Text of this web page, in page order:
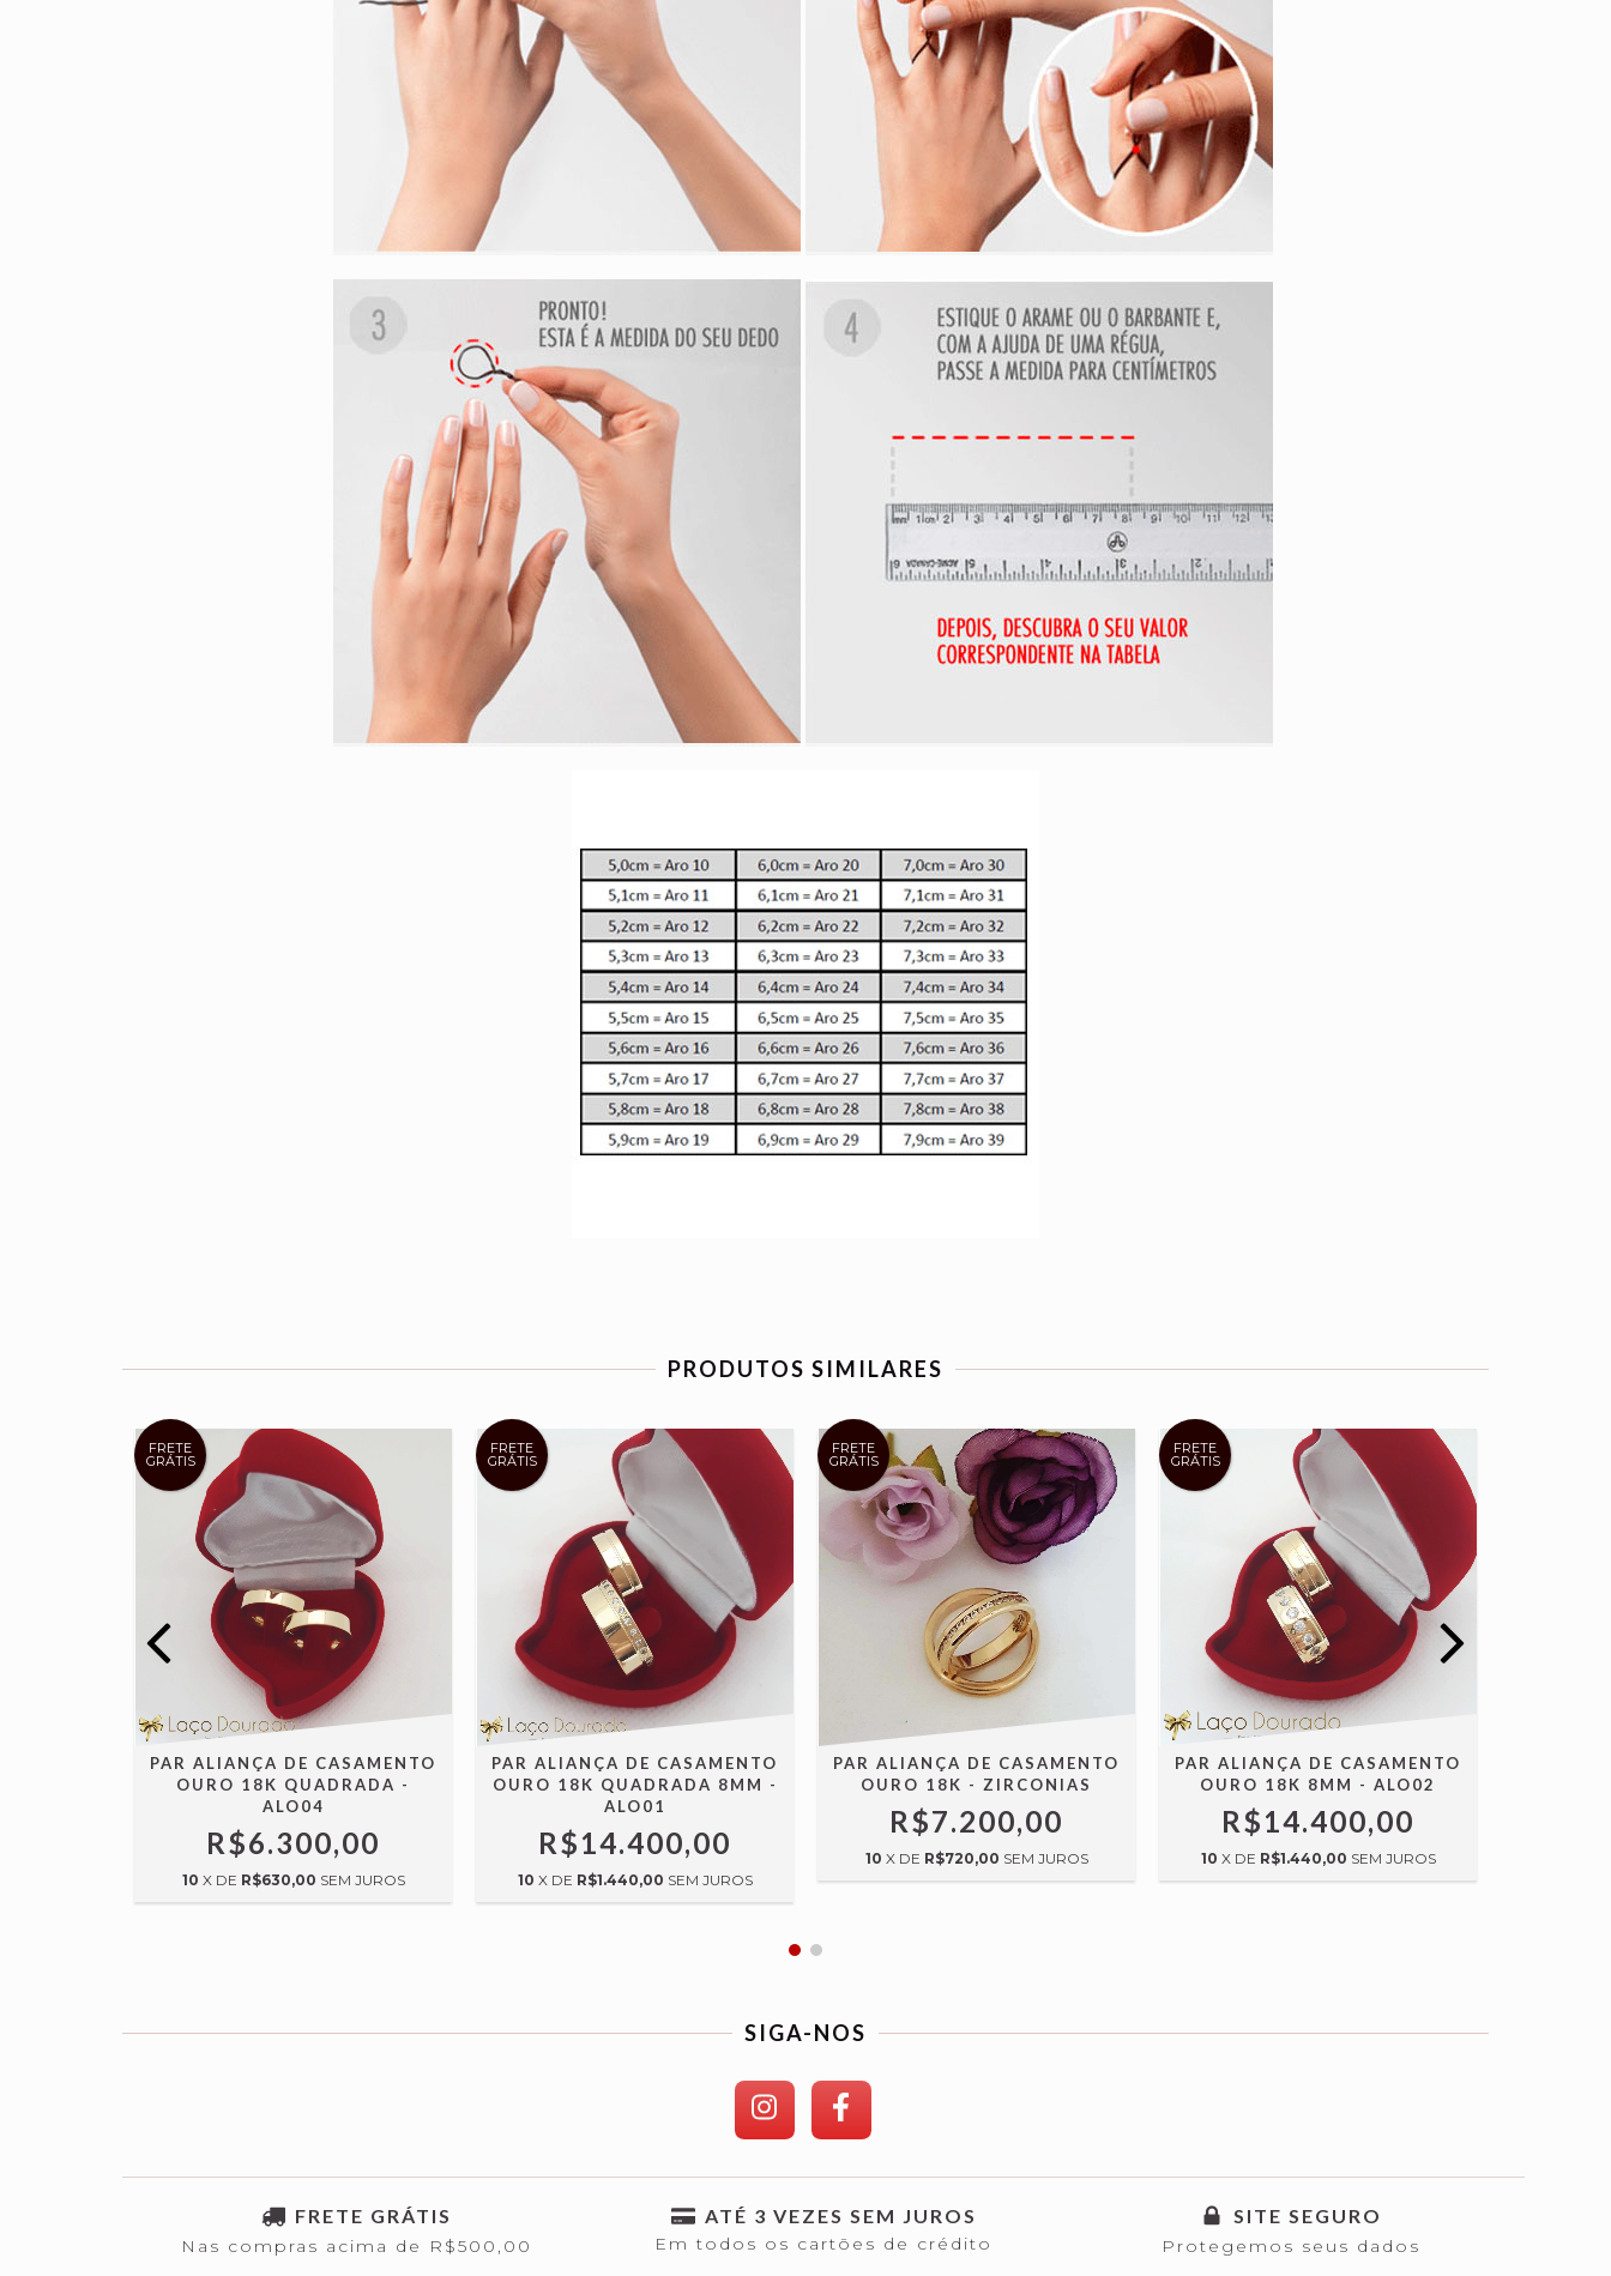
PRODUTOS SIMILARES
FRETE
GRÁTIS
PAR ALIANÇA DE CASAMENTO
OURO 18K QUADRADA -
ALO04
R$6.300,00
10 X DE R$630,00 SEM JUROS
FRETE
GRÁTIS
PAR ALIANÇA DE CASAMENTO
OURO 18K QUADRADA 8MM -
ALO01
R$14.400,00
10 X DE R$1.440,00 SEM JUROS
FRETE
GRÁTIS
PAR ALIANÇA DE CASAMENTO
OURO 18K - ZIRCONIAS
R$7.200,00
10 X DE R$720,00 SEM JUROS
FRETE
GRÁTIS
PAR ALIANÇA DE CASAMENTO
OURO 18K 8MM - ALO02
R$14.400,00
10 X DE R$1.440,00 SEM JUROS
SIGA-NOS
FRETE GRÁTIS
Nas compras acima de R$500,00
ATÉ 3 VEZES SEM JUROS
Em todos os cartões de crédito
SITE SEGURO
Protegemos seus dados